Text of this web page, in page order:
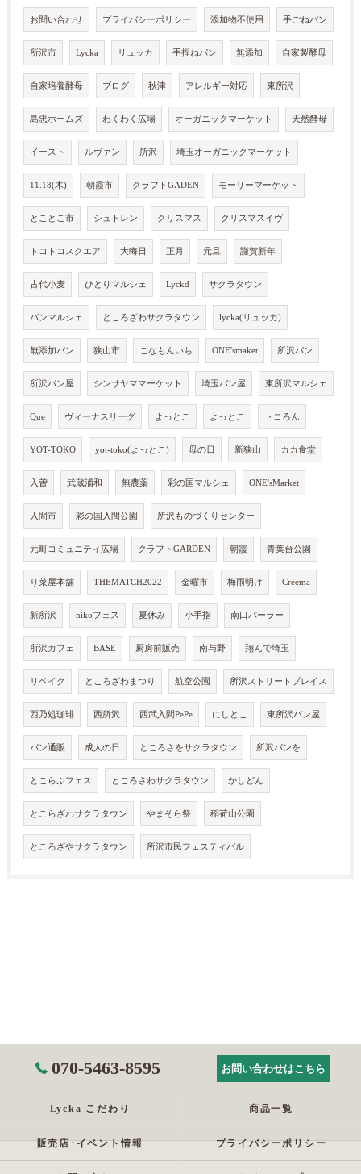
お問い合わせ プライバシーポリシー 添加物不使用 手ごねパン
所沢市 Lycka リュッカ 手捏ねパン 無添加 自家製酵母
自家培養酵母 ブログ 秋津 アレルギー対応 東所沢
島忠ホームズ わくわく広場 オーガニックマーケット 天然酵母
イースト ルヴァン 所沢 埼玉オーガニックマーケット
11.18(木) 朝霞市 クラフトGADEN モーリーマーケット
とことこ市 シュトレン クリスマス クリスマスイヴ
トコトコスクエア 大晦日 正月 元旦 謹賀新年
古代小麦 ひとりマルシェ Lyckd サクラタウン
パンマルシェ ところざわサクラタウン lycka(リュッカ)
無添加パン 狭山市 こなもんいち ONE'smaket 所沢パン
所沢パン屋 シンサヤママーケット 埼玉パン屋 東所沢マルシェ
Que ヴィーナスリーグ よっとこ よっとこ トコろん
YOT-TOKO yot-toko(よっとこ) 母の日 新狭山 カカ食堂
入曽 武蔵浦和 無農薬 彩の国マルシェ ONE'sMarket
入間市 彩の国入間公園 所沢ものづくりセンター
元町コミュニティ広場 クラフトGARDEN 朝霞 青葉台公園
り菜屋本舗 THEMATCH2022 金曜市 梅雨明け Creema
新所沢 nikoフェス 夏休み 小手指 南口パーラー
所沢カフェ BASE 厨房前販売 南与野 翔んで埼玉
リベイク ところざわまつり 航空公園 所沢ストリートプレイス
西乃処珈琲 西所沢 西武入間PePe にしとこ 東所沢パン屋
パン通販 成人の日 ところさをサクラタウン 所沢パンを
とこらぶフェス ところさわサクラタウン かしどん
とこらざわサクラタウン やまそら祭 稲荷山公園
ところざやサクラタウン 所沢市民フェスティバル
070-5463-8595 お問い合わせはこちら
Lycka こだわり 商品一覧
販売店･イベント情報 プライバシーポリシー